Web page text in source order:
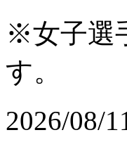
※女子選
す。
2026/08/